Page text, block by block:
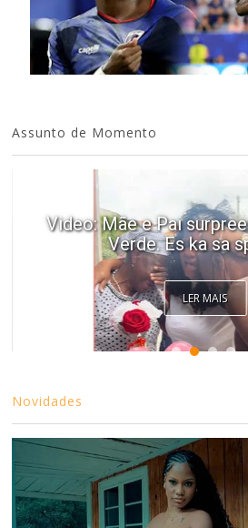
Assunto de Momento
Video: Mãe e Pai
Verde. Es ka sa
LER MAIS
Novidades